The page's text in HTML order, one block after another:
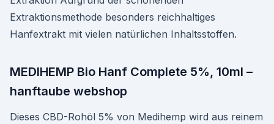
Extraktionsmethode besonders reichhaltiges
Hanfextrakt mit vielen natürlichen Inhaltsstoffen.
MEDIHEMP Bio Hanf Complete 5%, 10ml –
hanftaube webshop
Dieses CBD-Rohöl 5% von Medihemp wird aus reinem